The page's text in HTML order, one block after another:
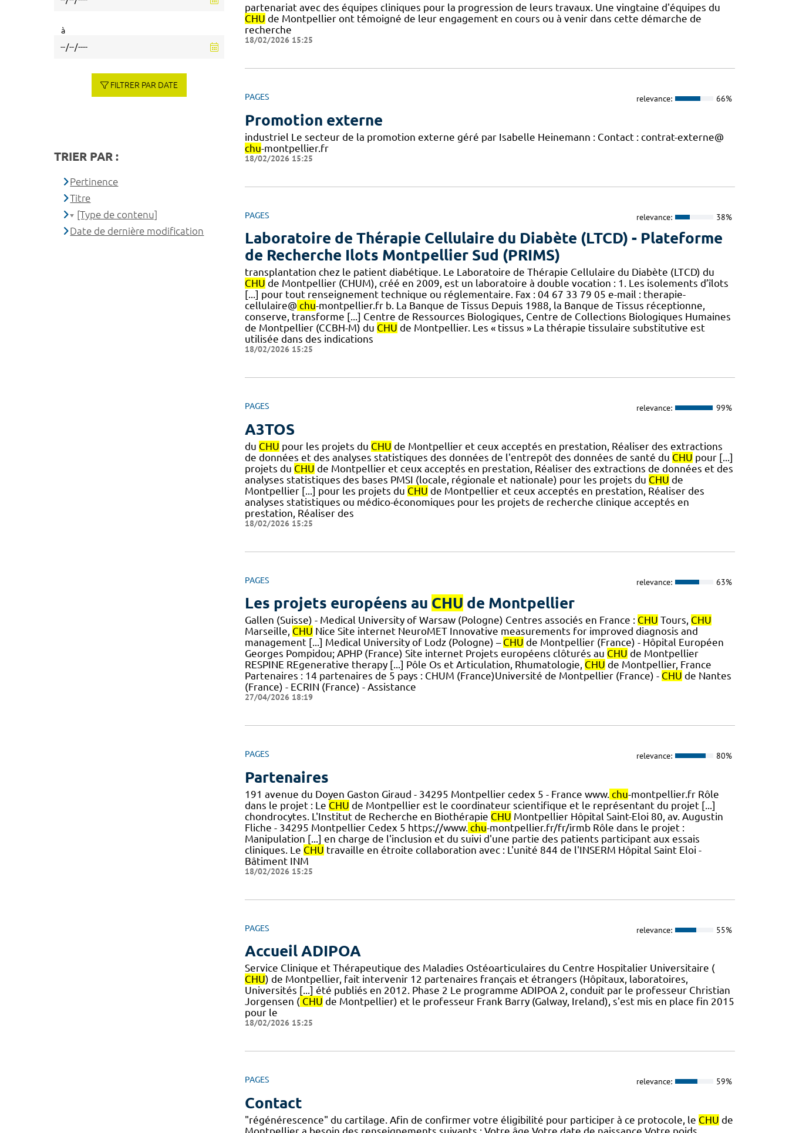
partenariat avec des équipes cliniques pour la progression de leurs travaux. Une vingtaine d'équipes du
CHU de Montpellier ont témoigné de leur engagement en cours ou à venir dans cette démarche de
recherche
18/02/2026 15:25
PAGES relevance: 66%
Promotion externe
industriel Le secteur de la promotion externe géré par Isabelle Heinemann : Contact : contrat-externe@
chu-montpellier.fr
18/02/2026 15:25
PAGES relevance: 38%
Laboratoire de Thérapie Cellulaire du Diabète (LTCD) - Plateforme
de Recherche Ilots Montpellier Sud (PRIMS)
transplantation chez le patient diabétique. Le Laboratoire de Thérapie Cellulaire du Diabète (LTCD) du
CHU de Montpellier (CHUM), créé en 2009, est un laboratoire à double vocation : 1. Les isolements d’îlots
[...] pour tout renseignement technique ou réglementaire. Fax : 04 67 33 79 05 e-mail : therapie-
cellulaire@ chu-montpellier.fr b. La Banque de Tissus Depuis 1988, la Banque de Tissus réceptionne,
conserve, transforme [...] Centre de Ressources Biologiques, Centre de Collections Biologiques Humaines
de Montpellier (CCBH-M) du CHU de Montpellier. Les « tissus » La thérapie tissulaire substitutive est
utilisée dans des indications
18/02/2026 15:25
PAGES relevance: 99%
A3TOS
du CHU pour les projets du CHU de Montpellier et ceux acceptés en prestation, Réaliser des extractions
de données et des analyses statistiques des données de l'entrepôt des données de santé du CHU pour [...]
projets du CHU de Montpellier et ceux acceptés en prestation, Réaliser des extractions de données et des
analyses statistiques des bases PMSI (locale, régionale et nationale) pour les projets du CHU de
Montpellier [...] pour les projets du CHU de Montpellier et ceux acceptés en prestation, Réaliser des
analyses statistiques ou médico-économiques pour les projets de recherche clinique acceptés en
prestation, Réaliser des
18/02/2026 15:25
PAGES relevance: 63%
Les projets européens au CHU de Montpellier
Gallen (Suisse) - Medical University of Warsaw (Pologne) Centres associés en France : CHU Tours, CHU
Marseille, CHU Nice Site internet NeuroMET Innovative measurements for improved diagnosis and
management [...] Medical University of Lodz (Pologne) – CHU de Montpellier (France) - Hôpital Européen
Georges Pompidou; APHP (France) Site internet Projets européens clôturés au CHU de Montpellier
RESPINE REgenerative therapy [...] Pôle Os et Articulation, Rhumatologie, CHU de Montpellier, France
Partenaires : 14 partenaires de 5 pays : CHUM (France)Université de Montpellier (France) - CHU de Nantes
(France) - ECRIN (France) - Assistance
27/04/2026 18:19
PAGES relevance: 80%
Partenaires
191 avenue du Doyen Gaston Giraud - 34295 Montpellier cedex 5 - France www. chu-montpellier.fr Rôle
dans le projet : Le CHU de Montpellier est le coordinateur scientifique et le représentant du projet [...]
chondrocytes. L'Institut de Recherche en Biothérapie CHU Montpellier Hôpital Saint-Eloi 80, av. Augustin
Fliche - 34295 Montpellier Cedex 5 https://www. chu-montpellier.fr/fr/irmb Rôle dans le projet :
Manipulation [...] en charge de l'inclusion et du suivi d'une partie des patients participant aux essais
cliniques. Le CHU travaille en étroite collaboration avec : L'unité 844 de l'INSERM Hôpital Saint Eloi -
Bâtiment INM
18/02/2026 15:25
PAGES relevance: 55%
Accueil ADIPOA
Service Clinique et Thérapeutique des Maladies Ostéoarticulaires du Centre Hospitalier Universitaire (
CHU) de Montpellier, fait intervenir 12 partenaires français et étrangers (Hôpitaux, laboratoires,
Universités [...] été publiés en 2012. Phase 2 Le programme ADIPOA 2, conduit par le professeur Christian
Jorgensen ( CHU de Montpellier) et le professeur Frank Barry (Galway, Ireland), s'est mis en place fin 2015
pour le
18/02/2026 15:25
PAGES relevance: 59%
Contact
"régénérescence" du cartilage. Afin de confirmer votre éligibilité pour participer à ce protocole, le CHU de
à
FILTRER PAR DATE
TRIER PAR :
Pertinence
Titre
[Type de contenu]
Date de dernière modification